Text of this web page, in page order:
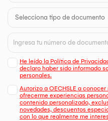
He leído la Política de
declaro haber sido informado
personales.
Autorizo a OECHSLE a
ofrecerme experiencias
contenido personalizado,
novedades, descuentos
con lo que realmente me